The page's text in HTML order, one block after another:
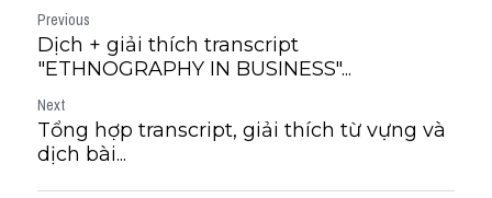
Previous
Dịch + giải thích transcript
"ETHNOGRAPHY IN BUSINESS"...
Next
Tổng hợp transcript, giải thích từ vựng và
dịch bài...